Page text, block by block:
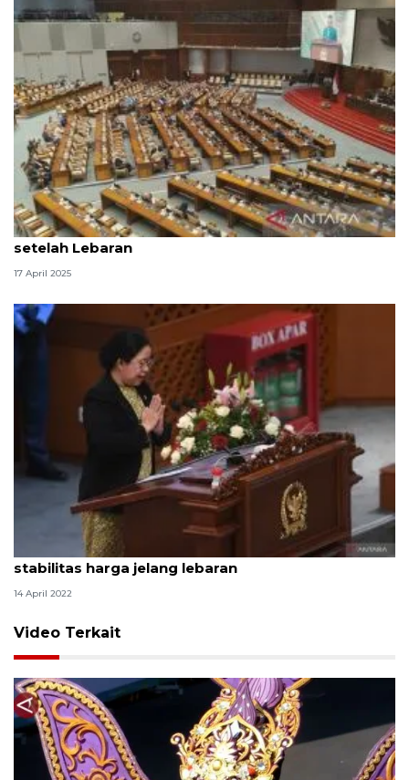
Setengah lebih anggota DPR hadiri rapat paripurna
setelah Lebaran
17 April 2025
Puan: Reses momentum legislator pantau
stabilitas harga jelang lebaran
14 April 2022
Video Terkait